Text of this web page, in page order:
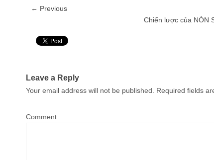
← Previous
Chiến lược của NÓN
Leave a Reply
Your email address will not be published. Required fields
Comment